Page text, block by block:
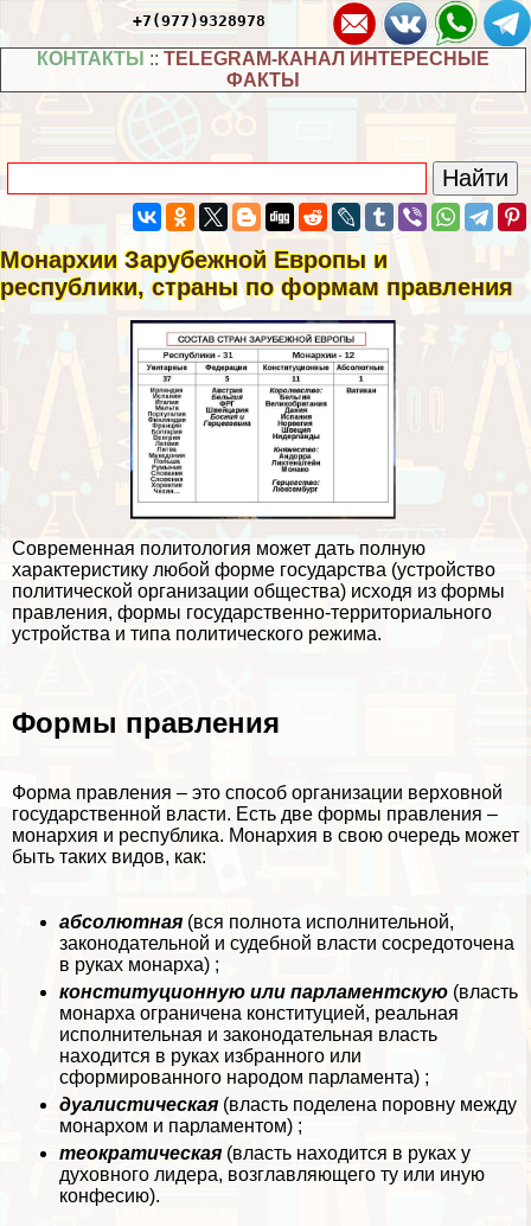
+7(977)9328978
КОНТАКТЫ :: TELEGRAM-КАНАЛ ИНТЕРЕСНЫЕ
ФАКТЫ
Монархии Зарубежной Европы и
республики, страны по формам правления
Современная политология может дать полную
хаpaктеристику любой форме государства (устройство
политической организации общества) исходя из формы
правления, формы государственно-территориального
устройства и типа политического режима.
Формы правления
Форма правления – это способ организации верховной
государственной власти. Есть две формы правления –
монархия и республика. Монархия в свою очередь может
быть таких видов, как:
абсолютная (вся полнота исполнительной,
законодательной и судебной власти сосредоточена
в руках монарха) ;
конституционную или парламентскую (власть
монарха ограничена конституцией, реальная
исполнительная и законодательная власть
находится в руках избранного или
сформированного народом парламента) ;
дуалистическая (власть поделена поровну между
монархом и парламентом) ;
теократическая (власть находится в руках у
духовного лидера, возглавляющего ту или иную
конфесию).